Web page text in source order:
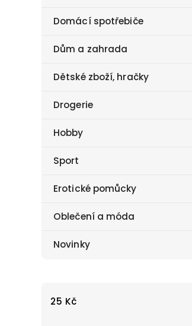
Domácí spotřebiče
Dům a zahrada
Dětské zboží, hračky
Drogerie
Hobby
Sport
Erotické pomůcky
Oblečení a móda
Novinky
25 Kč